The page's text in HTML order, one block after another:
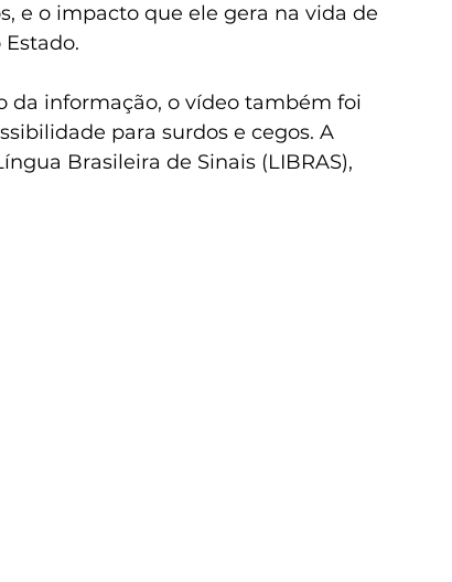
e o impacto que ele gera na vida de
da informação, o vídeo também foi
para surdos e cegos. A
Brasileira de Sinais (LIBRAS),